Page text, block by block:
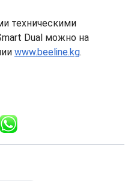
техническими
Dual можно на
www.beeline.kg.